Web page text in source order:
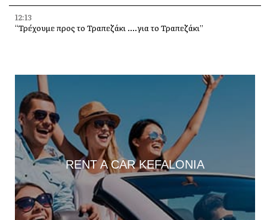
12:13
“Τρέχουμε προς το Τραπεζάκι ….για το Τραπεζάκι”
καρύδια και φέτα, για να απολαύσετε το καλοκαίρι
11:09
Τα Τραυλιάτα γιόρτασαν τη Μεταμόρφωση του Σωτήρος
-Πλήθος κόσμου στο Πανηγύρι [εικόνες +βίντεο]
11:07
Σε μία εκκένωση λόγω πυρκαγιάς, θυμήσου: μην αφήσεις πίσω
το κατοικίδιό σου. Τα ζώα δεν είναι αντικείμενα, είναι
οικογένεια
10:49
4 κρουαζιερόπλοια σήμερα στην Κεφαλονιά (3 στο Αργοστόλι, 1
στη Σάμη)
RENT A CAR KEFALONIA